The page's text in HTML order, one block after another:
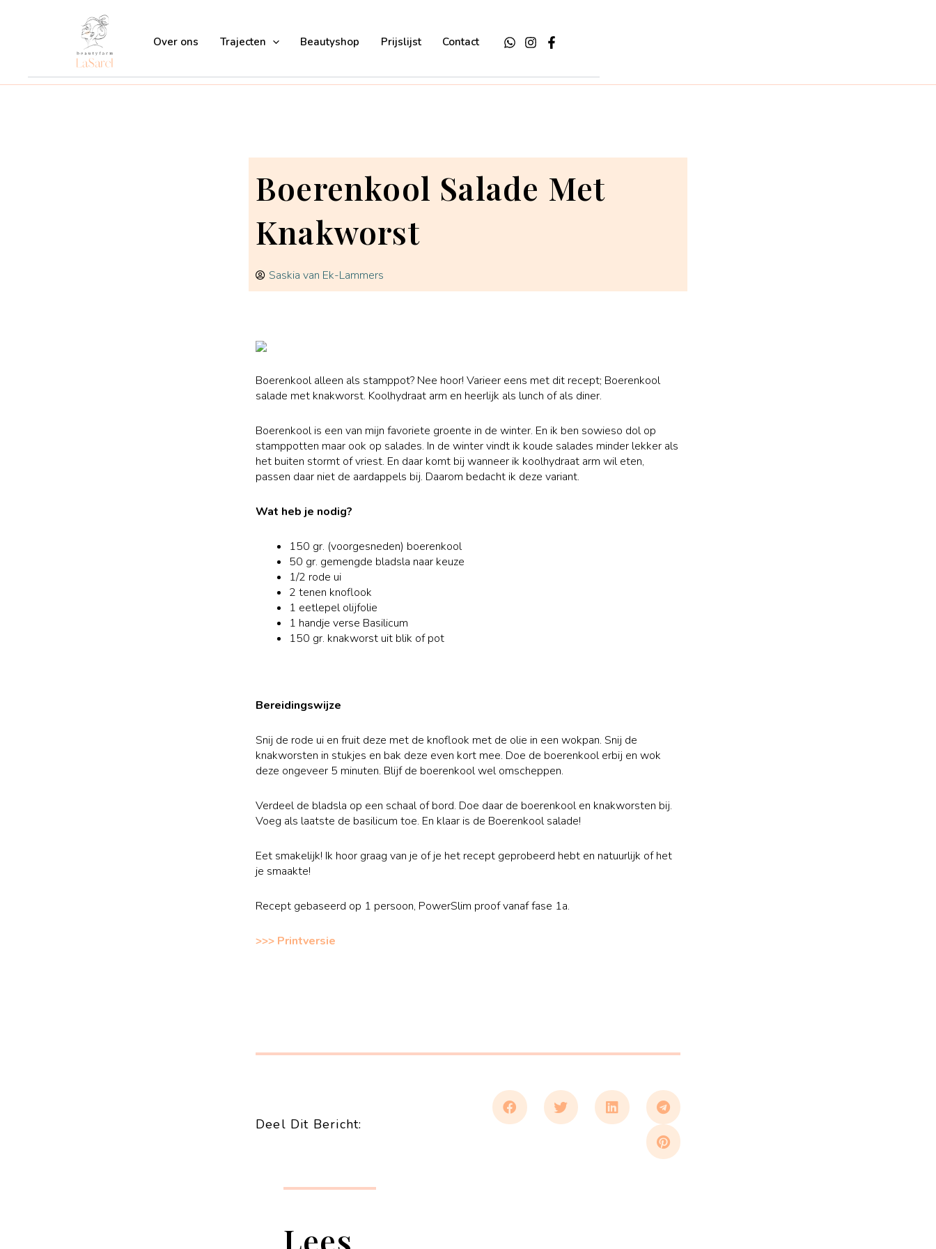
Over ons Trajecten Beautyshop Prijslijst Contact
Boerenkool Salade Met
Knakworst
Saskia van Ek-Lammers
Boerenkool alleen als stamppot? Nee hoor! Varieer eens met dit recept; Boerenkool
salade met knakworst. Koolhydraat arm en heerlijk als lunch of als diner.
Boerenkool is een van mijn favoriete groente in de winter. En ik ben sowieso dol op
stamppotten maar ook op salades. In de winter vindt ik koude salades minder lekker als
het buiten stormt of vriest. En daar komt bij wanneer ik koolhydraat arm wil eten,
passen daar niet de aardappels bij. Daarom bedacht ik deze variant.
Wat heb je nodig?
150 gr. (voorgesneden) boerenkool
50 gr. gemengde bladsla naar keuze
1/2 rode ui
2 tenen knoflook
1 eetlepel olijfolie
1 handje verse Basilicum
150 gr. knakworst uit blik of pot
Bereidingswijze
Snij de rode ui en fruit deze met de knoflook met de olie in een wokpan. Snij de
knakworsten in stukjes en bak deze even kort mee. Doe de boerenkool erbij en wok
deze ongeveer 5 minuten. Blijf de boerenkool wel omscheppen.
Verdeel de bladsla op een schaal of bord. Doe daar de boerenkool en knakworsten bij.
Voeg als laatste de basilicum toe. En klaar is de Boerenkool salade!
Eet smakelijk! Ik hoor graag van je of je het recept geprobeerd hebt en natuurlijk of het
je smaakte!
Recept gebaseerd op 1 persoon, PowerSlim proof vanaf fase 1a.
>>> Printversie
Deel Dit Bericht:
Lees